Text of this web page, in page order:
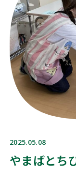
2025.05.08
やまばとち